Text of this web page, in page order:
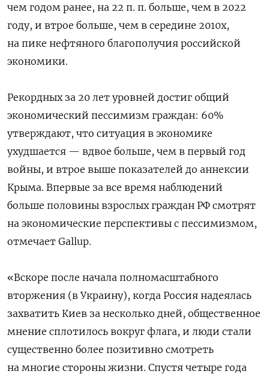
чем годом ранее, на 22 п. п. больше, чем в 2022
году, и втрое больше, чем в середине 2010х,
на пике нефтяного благополучия российской
экономики.
Рекордных за 20 лет уровней достиг общий
экономический пессимизм граждан: 60%
утверждают, что ситуация в экономике
ухудшается — вдвое больше, чем в первый год
войны, и втрое выше показателей до аннексии
Крыма. Впервые за все время наблюдений
больше половины взрослых граждан РФ смотрят
на экономические перспективы с пессимизмом,
отмечает Gallup.
«Вскоре после начала полномасштабного
вторжения (в Украину), когда Россия надеялась
захватить Киев за несколько дней, общественное
мнение сплотилось вокруг флага, и люди стали
существенно более позитивно смотреть
на многие стороны жизни. Спустя четыре года